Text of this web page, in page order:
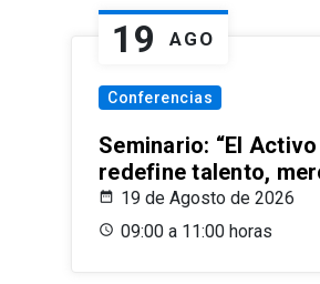
19 AGO
Conferencias
Seminario: “El
redefine talento,
19 de Agosto de 2026
09:00 a 11:00 horas